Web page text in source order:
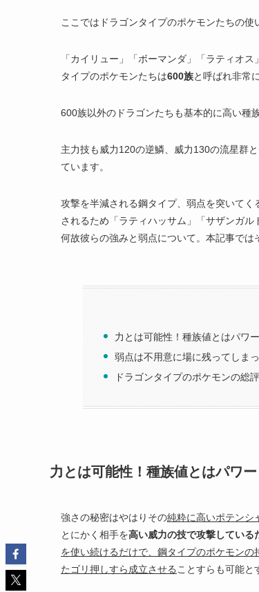
ここではドラゴンタイプのポケモンたちの使
「カイリュー」「ボーマンダ」「ラティオ
タイプのポケモンたちは600族と呼ばれ非常
600族以外のドラゴンたちも基本的に高い種
主力技も威力120の逆鱗、威力130の流星群
ています。
攻撃を半減される鋼タイプ、弱点を突いて
されるため「ラティハッサム」「サザンガル
何故彼らの強みと弱点について。本記事では
力とは可能性！種族値とはパワ
弱点は不用意に場に残ってしま
ドラゴンタイプのポケモンの総評
力とは可能性！種族値とはパワ
強さの秘密はやはりその純粋に高いポテンシ
とにかく相手を高い威力の技で攻撃している
を使い続けるだけで、鋼タイプのポケモン
たゴリ押しすら成立させる ことすらも可能と